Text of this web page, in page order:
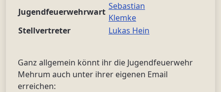
Jugendfeuerwehrwart
Sebastian
Klemke
Stellvertreter
Lukas Hein
Ganz allgemein könnt ihr die Jugendfeuerwehr
Mehrum auch unter ihrer eigenen Email
erreichen: